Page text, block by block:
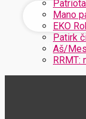
Mano
EKO
Patirk
Aš/
RRMT:
Jūsų